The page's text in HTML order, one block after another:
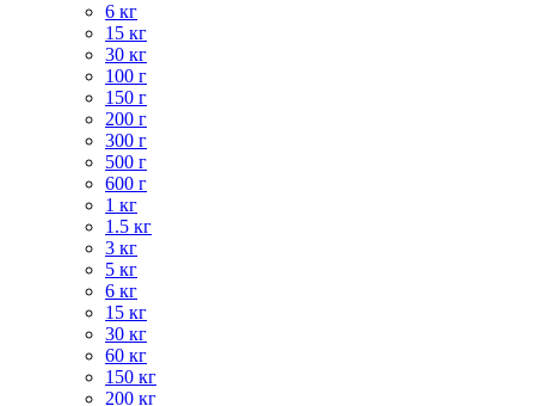
6 кг
15 кг
30 кг
100 г
150 г
200 г
300 г
500 г
600 г
1 кг
1.5 кг
3 кг
5 кг
6 кг
15 кг
30 кг
60 кг
150 кг
200 кг